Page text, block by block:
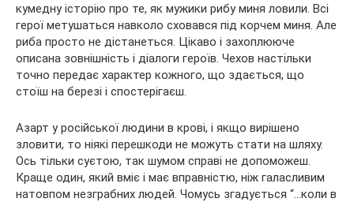
кумедну історію про те, як мужики рибу миня ловили. Всі
герої метушаться навколо сховався під корчем миня. Але
риба просто не дістанеться. Цікаво і захоплююче
описана зовнішність і діалоги героїв. Чехов настільки
точно передає характер кожного, що здається, що
стоїш на березі і спостерігаєш.
Азарт у російської людини в крові, і якщо вирішено
зловити, то ніякі перешкоди не можуть стати на шляху.
Ось тільки суєтою, так шумом справі не допоможеш.
Краще один, який вміє і має вправністю, ніж галасливим
натовпом незграбних людей. Чомусь згадується “…коли в